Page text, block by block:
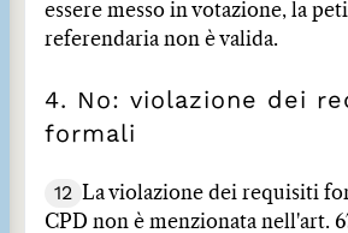
essere messo in votazione, la
referendaria non è valida.
4. No: violazione dei
formali
12
La violazione dei requisiti
CPD non è menzionata nell'art.